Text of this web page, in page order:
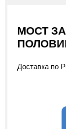
МОСТ
Доставка по